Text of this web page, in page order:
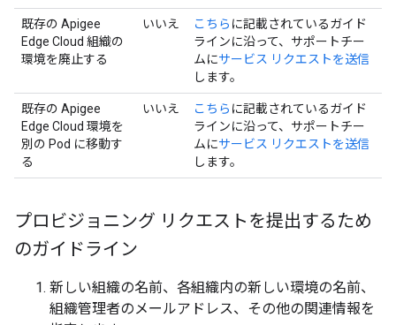
既存の Apigee
Edge Cloud 組織の
環境を廃止する
いいえ こちら に記載されているガイド
ラインに沿って、サポートチー
ムにサービス リクエストを送信
します。
既存の Apigee
Edge Cloud 環境を
別の Pod に移動す
る
いいえ こちら に記載されているガイド
ラインに沿って、サポートチー
ムにサービス リクエストを送信
します。
プロビジョニング リクエストを提出するため
のガイドライン
新しい組織の名前、各組織内の新しい環境の名前、
組織管理者のメールアドレス、その他の関連情報を